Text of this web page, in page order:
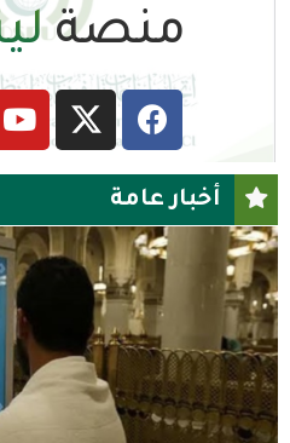
منصة
أخبار عامة